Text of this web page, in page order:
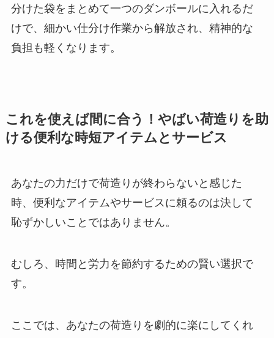
分けた袋をまとめて一つのダンボールに入れるだ
けで、細かい仕分け作業から解放され、精神的な
負担も軽くなります。
これを使えば間に合う！やばい荷造りを助
ける便利な時短アイテムとサービス
あなたの力だけで荷造りが終わらないと感じた
時、便利なアイテムやサービスに頼るのは決して
恥ずかしいことではありません。
むしろ、時間と労力を節約するための賢い選択で
す。
ここでは、あなたの荷造りを劇的に楽にしてくれ